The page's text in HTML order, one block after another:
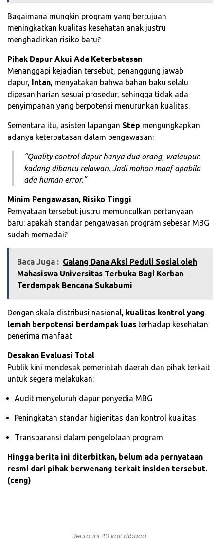
Bagaimana mungkin program yang bertujuan
meningkatkan kualitas kesehatan anak justru
menghadirkan risiko baru?
Pihak Dapur Akui Ada Keterbatasan
Menanggapi kejadian tersebut, penanggung jawab
dapur,
Intan, menyatakan bahwa bahan baku selalu
dipesan harian sesuai prosedur, sehingga tidak ada
penyimpanan yang berpotensi menurunkan kualitas.
Sementara itu, asisten lapangan Step mengungkapkan
adanya keterbatasan dalam pengawasan:
“Quality control dapur hanya dua orang, walaupun
kadang dibantu relawan. Jadi mohon maaf apabila
ada human error.”
Minim Pengawasan, Risiko Tinggi
Pernyataan tersebut justru memunculkan pertanyaan
baru: apakah standar pengawasan program sebesar MBG
sudah memadai?
Baca Juga : Galang Dana Aksi Peduli Sosial oleh
Mahasiswa Universitas Terbuka Bagi Korban
Terdampak Bencana Sukabumi
Dengan skala distribusi nasional, kualitas kontrol yang
lemah berpotensi berdampak luas terhadap kesehatan
penerima manfaat.
Desakan Evaluasi Total
Publik kini mendesak pemerintah daerah dan pihak terkait
untuk segera melakukan:
Audit menyeluruh dapur penyedia MBG
Peningkatan standar higienitas dan kontrol kualitas
Transparansi dalam pengelolaan program
Hingga berita ini diterbitkan, belum ada pernyataan
resmi dari pihak berwenang terkait insiden tersebut.
(ceng)
Berita ini 40 kali dibaca